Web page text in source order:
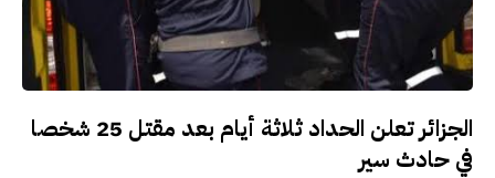
الجزائر تعلن الحداد ثلاثة أيام بعد مقتل 25 شخصا
في حادث سير